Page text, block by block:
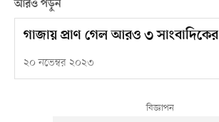
আরও পড়ুন
গাজায় প্রাণ গেল আরও ৩ সাংবাদিকের
২০ নভেম্বর ২০২৩